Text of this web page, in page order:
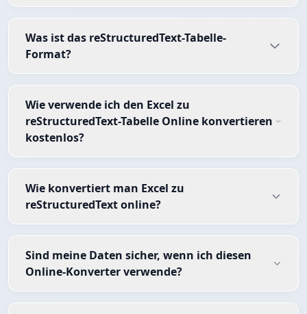
Was ist das reStructuredText-Tabelle-
Format?
Wie verwende ich den Excel zu
reStructuredText-Tabelle Online konvertieren
kostenlos?
Wie konvertiert man Excel zu
reStructuredText online?
Sind meine Daten sicher, wenn ich diesen
Online-Konverter verwende?